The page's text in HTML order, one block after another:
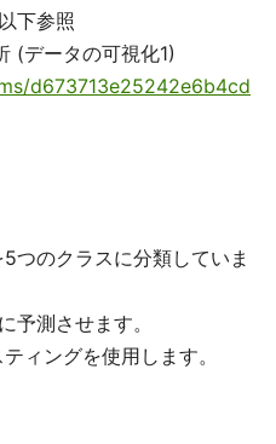
下参照
(データの可視化1)
d673713e25242e6b4cd
つのクラスに分類していま
予測させます。
ィングを使用します。